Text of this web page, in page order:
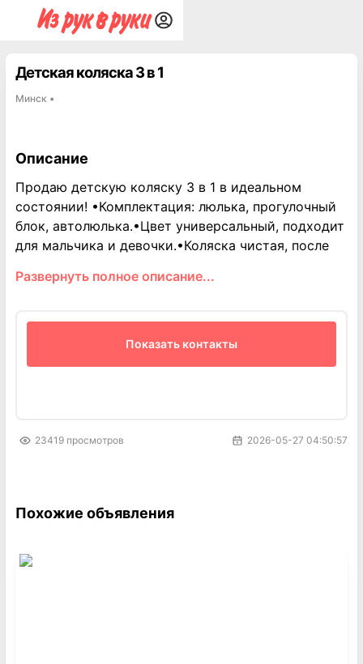
Детская коляска 3 в 1
Минск ▪
Описание
Развернуть полное описание...
Продаю детскую коляску 3 в 1 в идеальном
состоянии! •Комплектация: люлька, прогулочный
блок, автолюлька.•Цвет универсальный, подходит
для мальчика и девочки.•Коляска чистая, после
полугода.•Все механизмы работают отлично,
дождевик, москитная сетка, сумка для мамы,
корзина для покупок. Отличный вариант для
комфортных прогулок с малышом! Цена:
Показать контакты
23419 просмотров 2026-05-27 04:50:57
Похожие объявления